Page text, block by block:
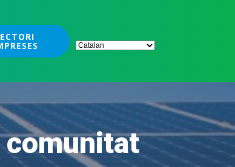
comunitat